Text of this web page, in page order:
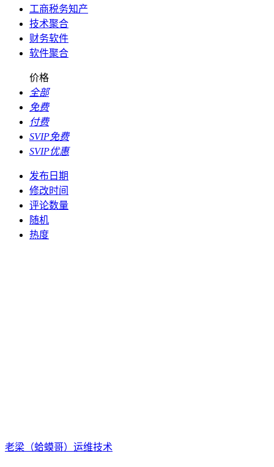
工商税务知产
技术聚合
财务软件
软件聚合
价格
全部
免费
付费
SVIP免费
SVIP优惠
发布日期
修改时间
评论数量
随机
热度
老梁（蛤蟆哥） 运维技术